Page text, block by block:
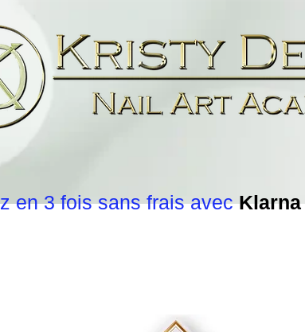
en 3 fois sans frais avecKlarna